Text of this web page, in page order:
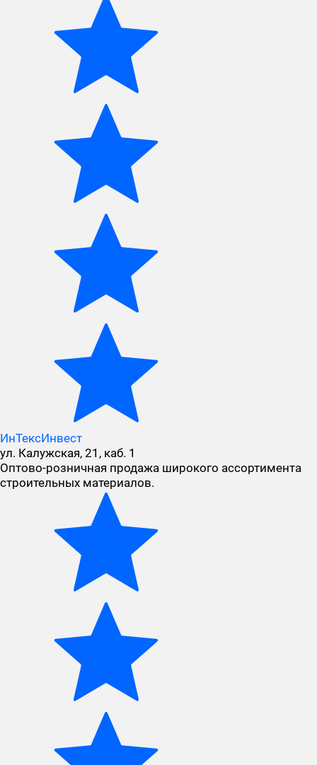
ИнТексИнвест
ул. Калужская, 21, каб. 1
Оптово-розничная продажа широкого ассортимента
строительных материалов.